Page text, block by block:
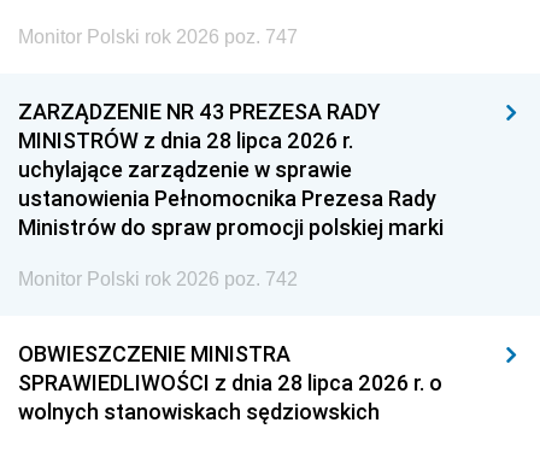
Monitor Polski rok 2026 poz. 747
ZARZĄDZENIE NR 43 PREZESA RADY
MINISTRÓW z dnia 28 lipca 2026 r.
uchylające zarządzenie w sprawie
ustanowienia Pełnomocnika Prezesa Rady
Ministrów do spraw promocji polskiej marki
Monitor Polski rok 2026 poz. 742
OBWIESZCZENIE MINISTRA
SPRAWIEDLIWOŚCI z dnia 28 lipca 2026 r. o
wolnych stanowiskach sędziowskich